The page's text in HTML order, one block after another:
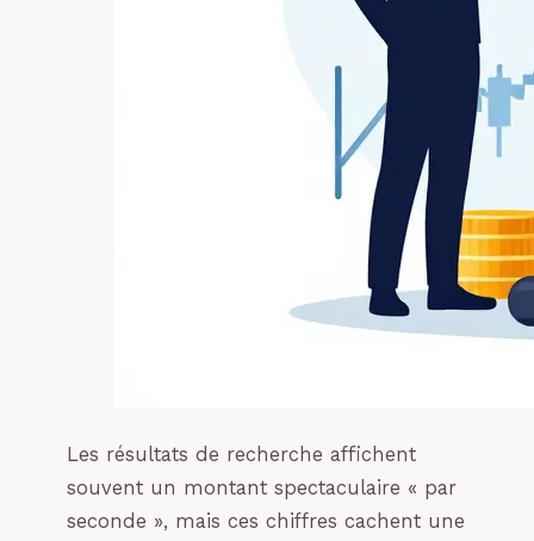
Les résultats de recherche affichent
souvent un montant spectaculaire « par
seconde », mais ces chiffres cachent une